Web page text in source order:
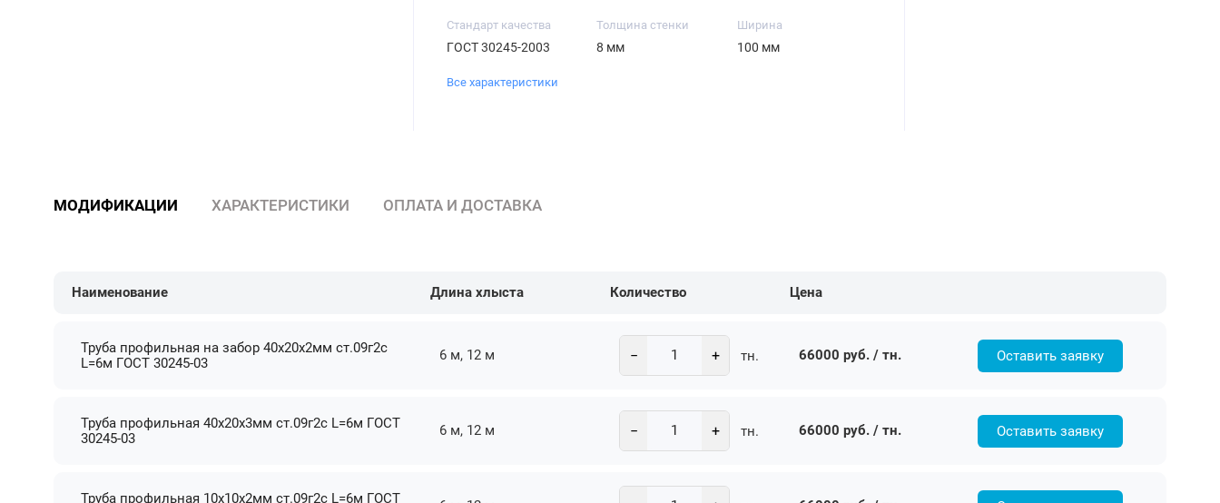
Стандарт качества
ГОСТ 30245-2003
Толщина стенки
8 мм
Ширина
100 мм
Все характеристики
МОДИФИКАЦИИ ХАРАКТЕРИСТИКИ ОПЛАТА И ДОСТАВКА
Наименование Длина хлыста Количество Цена
Труба профильная на забор 40х20х2мм ст.09г2с
L=6м ГОСТ 30245-03
6 м, 12 м − + тн. 66000 руб. / тн. Оставить заявку
Труба профильная 40х20х3мм ст.09г2с L=6м ГОСТ
30245-03
6 м, 12 м − + тн. 66000 руб. / тн. Оставить заявку
Труба профильная 10х10х2мм ст.09г2с L=6м ГОСТ